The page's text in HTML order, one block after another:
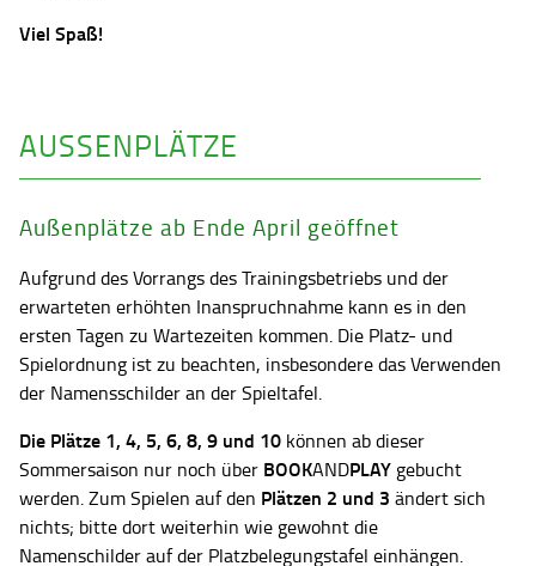
Viel Spaß!
AUSSENPLÄTZE
Außenplätze ab Ende April geöffnet
Aufgrund des Vorrangs des Trainingsbetriebs und der
erwarteten erhöhten Inanspruchnahme kann es in den
ersten Tagen zu Wartezeiten kommen. Die Platz- und
Spielordnung ist zu beachten, insbesondere das Verwenden
der Namensschilder an der Spieltafel.
Die Plätze 1, 4, 5, 6, 8, 9 und 10 können ab dieser
Sommersaison nur noch über BOOKANDPLAY gebucht
werden. Zum Spielen auf den Plätzen 2 und 3 ändert sich
nichts; bitte dort weiterhin wie gewohnt die
Namenschilder auf der Platzbelegungstafel einhängen.